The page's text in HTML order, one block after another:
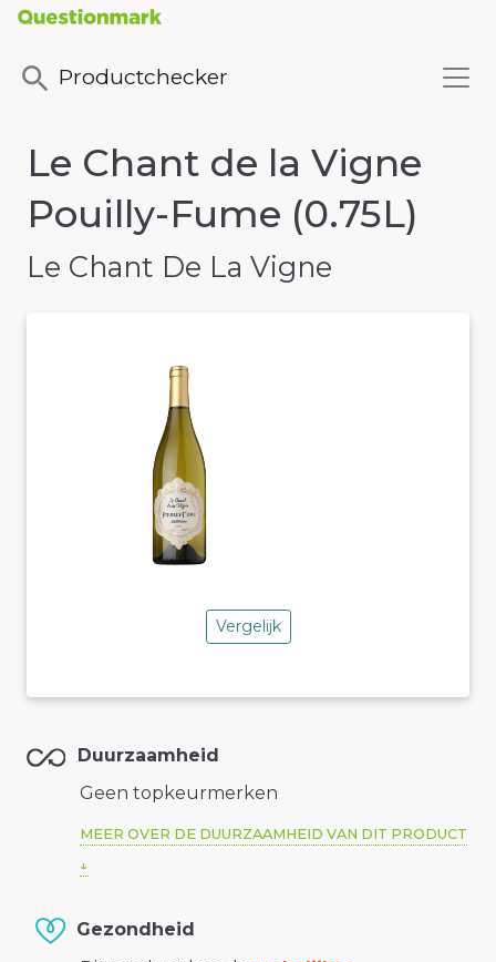
Productchecker
Le Chant de la Vigne
Pouilly-Fume (0.75L)
Le Chant De La Vigne
Vergelijk
Duurzaamheid
Geen topkeurmerken
MEER OVER DE DUURZAAMHEID VAN DIT PRODUCT
Gezondheid